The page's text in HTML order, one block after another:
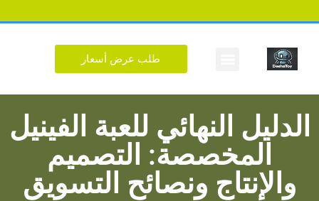
طلب عرض أسعار
الدليل النهائي للعبة الفينيل
المخصصة: التصميم
والإنتاج ونصائح التسويق